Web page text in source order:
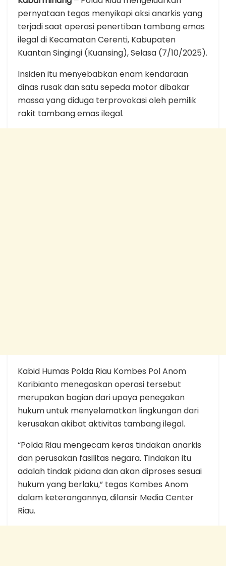
pernyataan tegas menyikapi aksi anarkis yang
terjadi saat operasi penertiban tambang emas
ilegal di Kecamatan Cerenti, Kabupaten
Kuantan Singingi (Kuansing), Selasa (7/10/2025).
Insiden itu menyebabkan enam kendaraan
dinas rusak dan satu sepeda motor dibakar
massa yang diduga terprovokasi oleh pemilik
rakit tambang emas ilegal.
Kabid Humas Polda Riau Kombes Pol Anom
Karibianto menegaskan operasi tersebut
merupakan bagian dari upaya penegakan
hukum untuk menyelamatkan lingkungan dari
kerusakan akibat aktivitas tambang ilegal.
“Polda Riau mengecam keras tindakan anarkis
dan perusakan fasilitas negara. Tindakan itu
adalah tindak pidana dan akan diproses sesuai
hukum yang berlaku,” tegas Kombes Anom
dalam keterangannya, dilansir Media Center
Riau.